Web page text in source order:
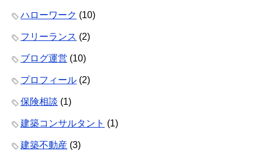
ハローワーク (10)
フリーランス (2)
ブログ運営 (10)
プロフィール (2)
保険相談 (1)
建築コンサルタント (1)
建築不動産 (3)